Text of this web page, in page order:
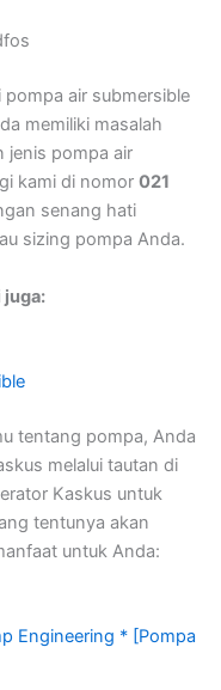
air submersible
memiliki masalah
jenis pompa air
kami di nomor 021
senang hati
sizing pompa Anda.
juga:
tentang pompa, Anda
melalui tautan di
Kaskus untuk
tentunya akan
untuk Anda:
Engineering * [Pompa